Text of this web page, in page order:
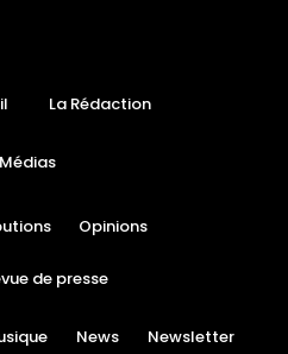
La Rédaction
Médias
Opinions
de presse
News Newsletter